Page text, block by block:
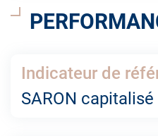
Indicateur de
SARON capitalisé